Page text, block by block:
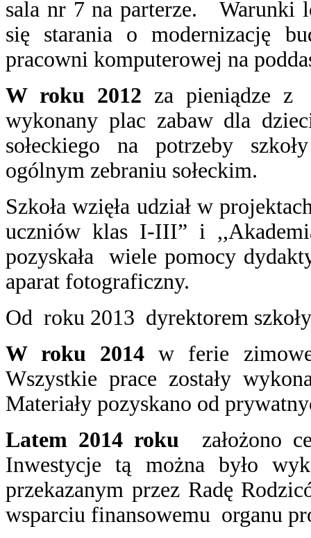
sala nr 7 na parterze. Warunki
się starania o modernizację
pracowni komputerowej na
W roku 2012 za pieniądze z
wykonany plac zabaw dla
sołeckiego na potrzeby
ogólnym zebraniu sołeckim.
Szkoła wzięła udział w
uczniów klas I-III” i
pozyskała wiele pomocy
aparat fotograficzny.
Od roku 2013 dyrektorem
W roku 2014w ferie
Wszystkie prace zostały
Materiały pozyskano od
Latem 2014 roku założono
Inwestycje tą można było
przekazanym przez Radę
wsparciu finansowemu organu